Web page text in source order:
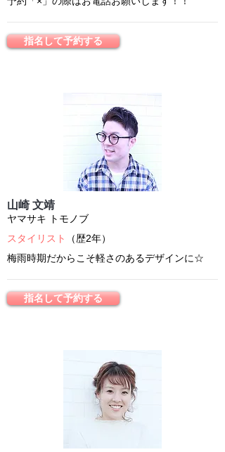
指名して予約する
山崎 文靖
ヤマサキ トモノブ
スタイリスト
​（歴2年）
梅雨時期だからこそ軽さのあるデザインに☆
指名して予約する